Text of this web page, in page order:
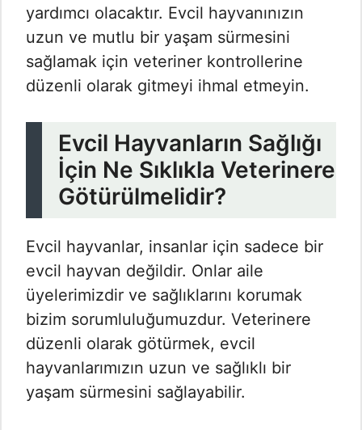
yardımcı olacaktır. Evcil hayvanınızın
uzun ve mutlu bir yaşam sürmesini
sağlamak için veteriner kontrollerine
düzenli olarak gitmeyi ihmal etmeyin.
Evcil Hayvanların Sağlığı
İçin Ne Sıklıkla Veterinere
Götürülmelidir?
Evcil hayvanlar, insanlar için sadece bir
evcil hayvan değildir. Onlar aile
üyelerimizdir ve sağlıklarını korumak
bizim sorumluluğumuzdur. Veterinere
düzenli olarak götürmek, evcil
hayvanlarımızın uzun ve sağlıklı bir
yaşam sürmesini sağlayabilir.